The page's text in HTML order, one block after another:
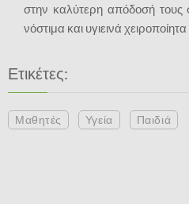
στην καλύτερη απόδοσή τους
νόστιμα και υγιεινά
Ετικέτες:
Μαθητές Υγεία Παιδιά